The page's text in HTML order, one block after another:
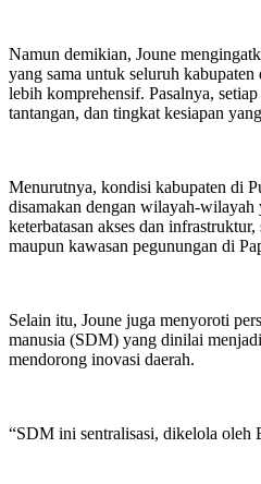
Namun demikian, Joune
yang sama untuk seluruh
lebih komprehensif. Pasalnya,
tantangan, dan tingkat kesiapan
Menurutnya, kondisi kabupaten di
disamakan dengan wilayah-wilayah
keterbatasan akses dan
maupun kawasan pegunungan di
Selain itu, Joune juga menyoroti
manusia (SDM) yang dinilai
mendorong inovasi daerah.
“SDM ini sentralisasi, dikelola oleh